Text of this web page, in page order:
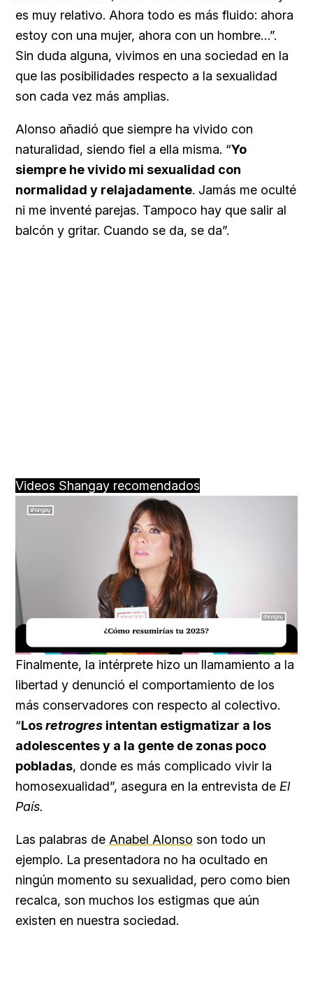
es muy relativo. Ahora todo es más fluido: ahora
estoy con una mujer, ahora con un hombre…”.
Sin duda alguna, vivimos en una sociedad en la
que las posibilidades respecto a la sexualidad
son cada vez más amplias.
Alonso añadió que siempre ha vivido con
naturalidad, siendo fiel a ella misma. “Yo
siempre he vivido mi sexualidad con
normalidad y relajadamente. Jamás me oculté
ni me inventé parejas. Tampoco hay que salir al
balcón y gritar. Cuando se da, se da”.
Videos Shangay recomendados
Unmute Loaded:
15.78%
Finalmente, la intérprete hizo un llamamiento a la
libertad y denunció el comportamiento de los
más conservadores con respecto al colectivo.
“Losretrogres intentan estigmatizar a los
adolescentes y a la gente de zonas poco
pobladas, donde es más complicado vivir la
homosexualidad”, asegura en la entrevista de El
País.
Las palabras de Anabel Alonso son todo un
ejemplo. La presentadora no ha ocultado en
ningún momento su sexualidad, pero como bien
recalca, son muchos los estigmas que aún
existen en nuestra sociedad.